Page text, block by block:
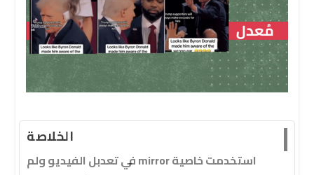
الخلاصة
استخدمت خاصية mirror في تعدبل الفيديو ولم